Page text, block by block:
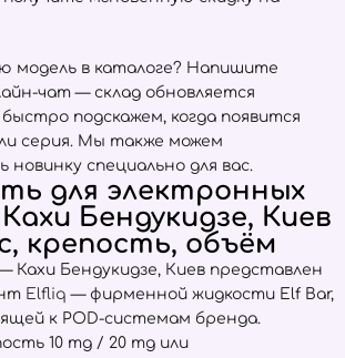
модель в каталоге? Напишите
чат — склад обновляется
подскажем, когда появится
серия. Мы также можем
новинку специально для вас.
для электронных
Бендукидзе, Киев
крепость, объём
Кахи Бендукидзе, Киев представлен
Elfliq — фирменной жидкости Elf Bar,
к POD-системам бренда.
10 mg / 20 mg или